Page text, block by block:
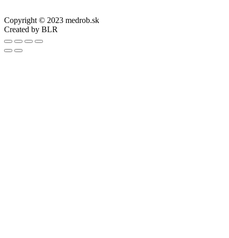
Copyright © 2023 medrob.sk
Created by BLR